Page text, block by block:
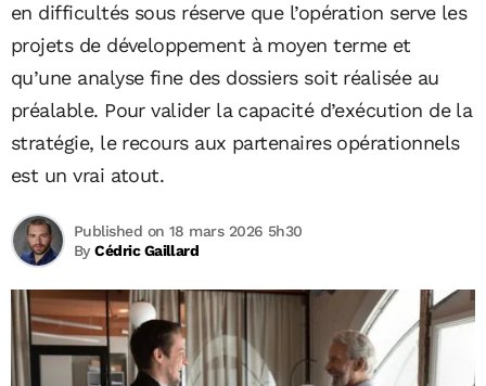
en difficultés sous réserve que l’opération serve les
projets de développement à moyen terme et
qu’une analyse fine des dossiers soit réalisée au
préalable. Pour valider la capacité d’exécution de la
stratégie, le recours aux partenaires opérationnels
est un vrai atout.
ByCédric Gaillard
Published on 18 mars 2026 5h30